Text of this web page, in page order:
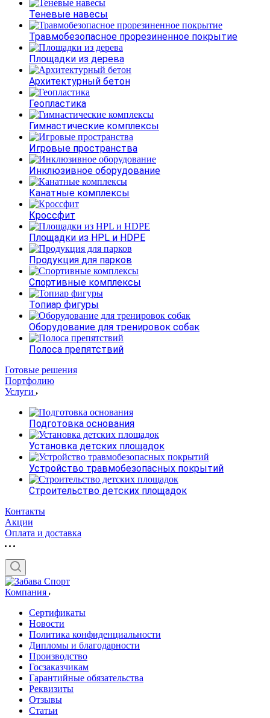
Теневые навесы
Травмобезопасное прорезиненное покрытие
Площадки из дерева
Архитектурный бетон
Геопластика
Гимнастические комплексы
Игровые пространства
Инклюзивное оборудование
Канатные комплексы
Кроссфит
Площадки из HPL и HDPE
Продукция для парков
Спортивные комплексы
Топиар фигуры
Оборудование для тренировок собак
Полоса препятствий
Готовые решения
Портфолию
Услуги
Подготовка основания
Установка детских площадок
Устройство травмобезопасных покрытий
Строительство детских площадок
Контакты
Акции
Оплата и доставка
Компания
Сертификаты
Новости
Политика конфиденциальности
Дипломы и благодарности
Производство
Госзаказчикам
Гарантийные обязательства
Реквизиты
Отзывы
Статьи